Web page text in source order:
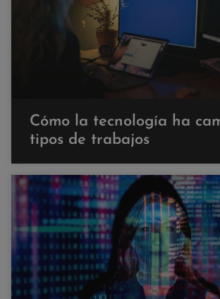
Cómo la tecnología ha
tipos de trabajos